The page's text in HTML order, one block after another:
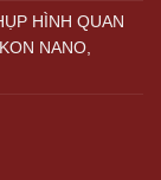
HÌNH QUAN
NANO,